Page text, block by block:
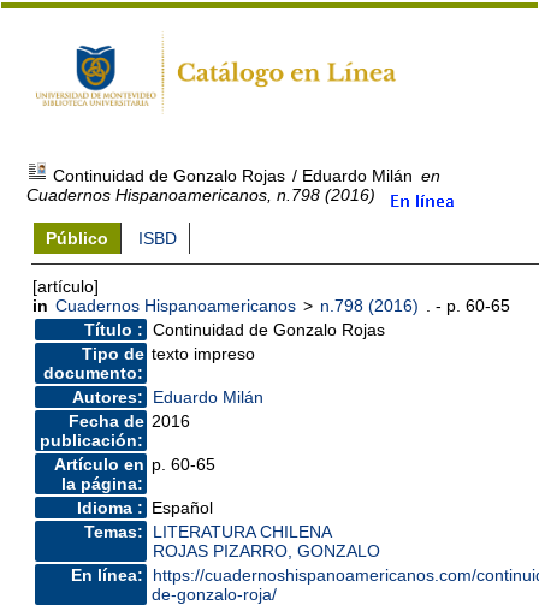
Continuidad de Gonzalo Rojas / Eduardo Milán en
Cuadernos Hispanoamericanos, n.798 (2016)
Público ISBD
[artículo]
in Cuadernos Hispanoamericanos > n.798 (2016)
. - p. 60-65
Título : Continuidad de Gonzalo Rojas
Tipo de
documento:
texto impreso
Autores:
Eduardo Milán
Fecha de
publicación:
2016
Artículo en
la página:
p. 60-65
Idioma : Español
Temas:
LITERATURA CHILENA
ROJAS PIZARRO, GONZALO
En línea:
https://cuadernoshispanoamericanos.com/
de-gonzalo-roja/